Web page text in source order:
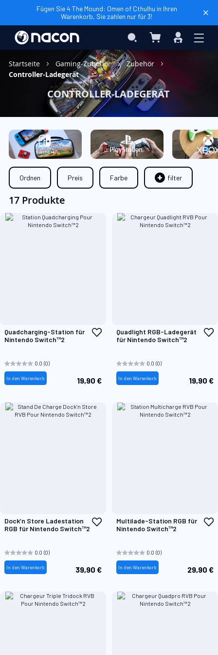
Fügen Sie 4 The Mound: Omen of Cthulhu in Ihren
Warenkorb, Sie zahlen nur für 3!
Search Mein Warenkorb
Anmelden
Startseite Gaming-Zubehör
Zubehör
Controller-Ladegerät
CONTROLLER-LADEGERÄT
Ordnen Preis Farbe filter
17 Produkte
Quadcharging-Station für
Nintendo Switch™2
Zur
Wunschliste
0.0 (0)
19,90 €
In den Warenkorb
Quadlight RGB-Ladegerät
für Nintendo Switch™2
0.0 (0)
19,90 €
In den Warenkorb
Dock’n Store Ladestation
RGB für Nintendo Switch™2
Zur
Wunschliste
0.0 (0)
39,90 €
In den Warenkorb
Multilade-Station RGB für
Nintendo Switch™2
0.0 (0)
29,90 €
In den Warenkorb